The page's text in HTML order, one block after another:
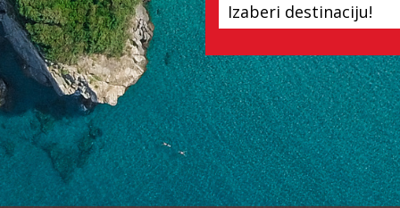
Izaberi destinaciju!